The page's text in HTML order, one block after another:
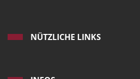
NÜTZLICHE LINKS